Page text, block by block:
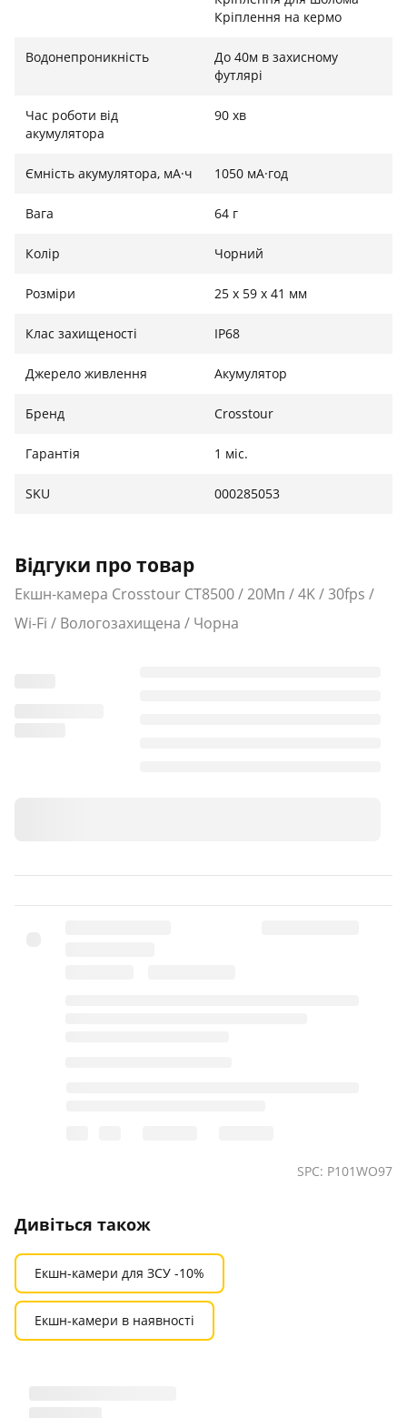
уповільнена зйомка і т. д., що дозволяє легко
Кріплення на кермо
Водонепроникність
До 40м в захисному
футлярі
Час роботи від
акумулятора
90 хв
Ємність акумулятора, мА·ч 1050 мА·год
Вага 64 г
Колір Чорний
Розміри 25 x 59 x 41 мм
Клас захищеності IP68
Джерело живлення Акумулятор
Бренд Crosstour
Гарантія 1 міс.
SKU 000285053
Відгуки про товар
Екшн-камера Crosstour CT8500 / 20Мп / 4K / 30fps /
Wi-Fi / Вологозахищена / Чорна
SPC: P101WO97
Дивіться також
Екшн-камери для ЗСУ -10%
Екшн-камери в наявності